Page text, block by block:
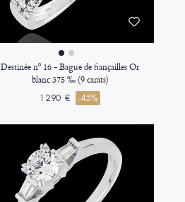
Destinée nº 16 - Bague de fiançailles Or
blanc 375 ‰ (9 carats)
1290 € -45%